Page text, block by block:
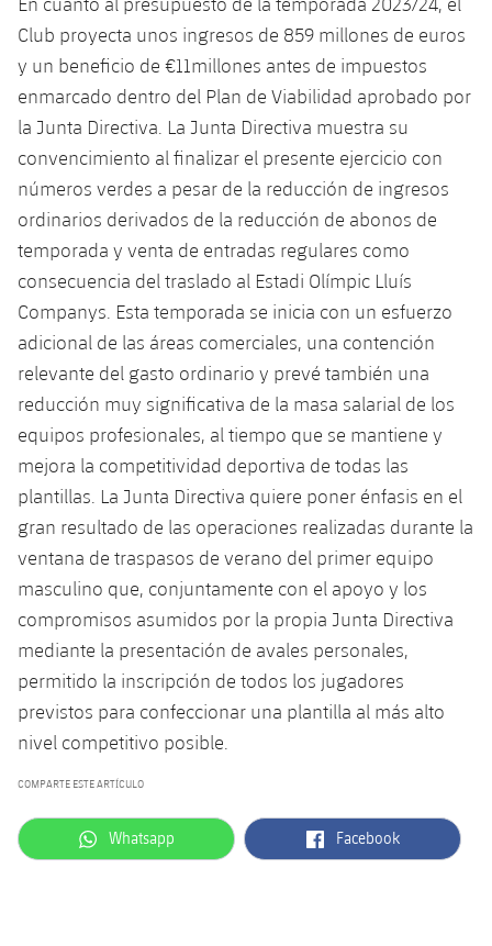
Club proyecta unos ingresos de 859 millones de euros
y un beneficio de €11millones antes de impuestos
enmarcado dentro del Plan de Viabilidad aprobado por
la Junta Directiva. La Junta Directiva muestra su
convencimiento al finalizar el presente ejercicio con
números verdes a pesar de la reducción de ingresos
ordinarios derivados de la reducción de abonos de
temporada y venta de entradas regulares como
consecuencia del traslado al Estadi Olímpic Lluís
Companys. Esta temporada se inicia con un esfuerzo
adicional de las áreas comerciales, una contención
relevante del gasto ordinario y prevé también una
reducción muy significativa de la masa salarial de los
equipos profesionales, al tiempo que se mantiene y
mejora la competitividad deportiva de todas las
plantillas. La Junta Directiva quiere poner énfasis en el
gran resultado de las operaciones realizadas durante la
ventana de traspasos de verano del primer equipo
masculino que, conjuntamente con el apoyo y los
compromisos asumidos por la propia Junta Directiva
mediante la presentación de avales personales,
permitido la inscripción de todos los jugadores
previstos para confeccionar una plantilla al más alto
nivel competitivo posible.
COMPARTE ESTE ARTÍCULO
label.aria.whatsapp
Whatsapp label.aria.facebook
Facebook